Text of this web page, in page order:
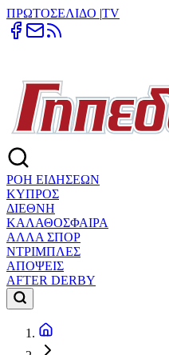
ΠΡΩΤΟΣΕΛΙΔΟ |TV
ΡΟΗ ΕΙΔΗΣΕΩΝ
ΚΥΠΡΟΣ
ΔΙΕΘΝΗ
ΚΑΛΑΘΟΣΦΑΙΡΑ
ΑΛΛΑ ΣΠΟΡ
ΝΤΡΙΜΠΛΕΣ
ΑΠΟΨΕΙΣ
AFTER DERBY